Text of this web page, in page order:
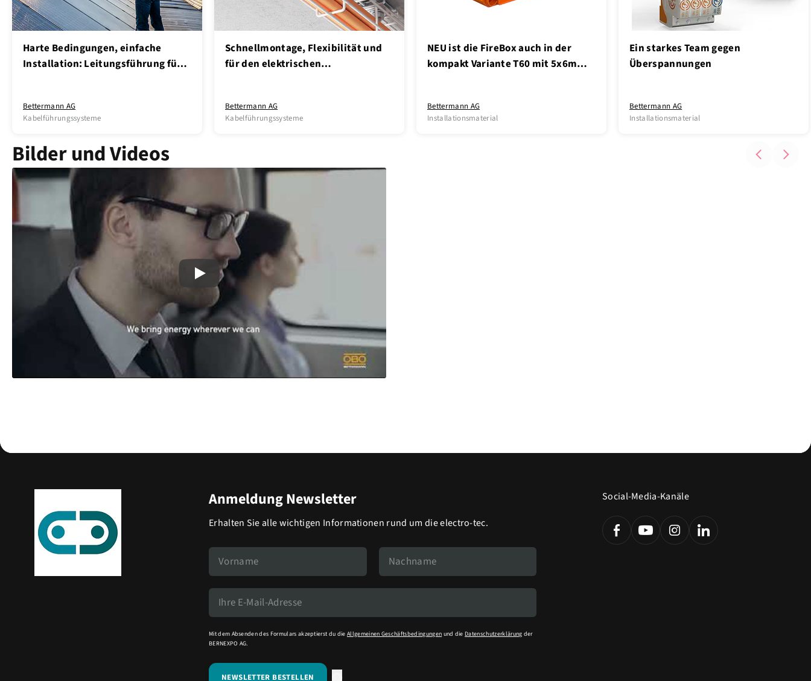
Harte Bedingungen, einfache
Installation: Leitungsführung für
Bettermann AG
Kabelführungssysteme
Schnellmontage, Flexibilität und
für den elektrischen
Bettermann AG
Kabelführungssysteme
NEU ist die FireBox auch in der
kompakt Variante T60 mit 5x6mm²
Bettermann AG
Installationsmaterial
Ein starkes Team gegen
Überspannungen
Bettermann AG
Installationsmaterial
Play
Bilder und Videos
Anmeldung Newsletter
Erhalten Sie alle wichtigen Informationen rund um die electro-tec.
Mit dem Absenden des Formulars akzeptierst du die Allgemeinen Geschäftsbedingungen und die Datenschutzerklärung der
BERNEXPO AG.
Social-Media-Kanäle